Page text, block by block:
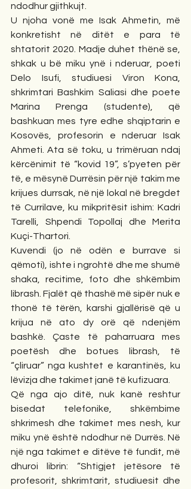
ndodhur gjithkujt.
U njoha vonë me Isak Ahmetin, më
konkretisht në ditët e para të
shtatorit 2020. Madje duhet thënë se,
shkak u bë miku ynë i nderuar, poeti
Delo Isufi, studiuesi Viron Kona,
shkrimtari Bashkim Saliasi dhe poete
Marina Prenga (studente), që
bashkuan mes tyre edhe shqiptarin e
Kosovës, profesorin e nderuar Isak
Ahmeti. Ata së toku, u trimëruan ndaj
kërcënimit të “kovid 19”, s’pyeten për
të, e mësynë Durrësin për një takim me
krijues durrsak, në një lokal në bregdet
të Currilave, ku mikpritësit ishim: Kadri
Tarelli, Shpendi Topollaj dhe Merita
Kuçi-Thartori.
Kuvendi (jo në odën e burrave si
qëmoti), ishte i ngrohtë dhe me shumë
shaka, recitime, foto dhe shkëmbim
librash. Fjalët që thashë më sipër nuk e
thonë të tërën, karshi gjallërisë që u
krijua në ato dy orë që ndenjëm
bashkë. Çaste të paharruara mes
poetësh dhe botues librash, të
“çliruar” nga kushtet e karantinës, ku
lëvizja dhe takimet janë të kufizuara.
Që nga ajo ditë, nuk kanë reshtur
bisedat telefonike, shkëmbime
shkrimesh dhe takimet mes nesh, kur
miku ynë është ndodhur në Durrës. Në
një nga takimet e ditëve të fundit, më
dhuroi librin: “Shtigjet jetësore të
profesorit, shkrimtarit, studiuesit dhe